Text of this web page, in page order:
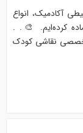
آکادمیک، انواع
کرده‌ایم. 🎨. .
نقاشی کودک